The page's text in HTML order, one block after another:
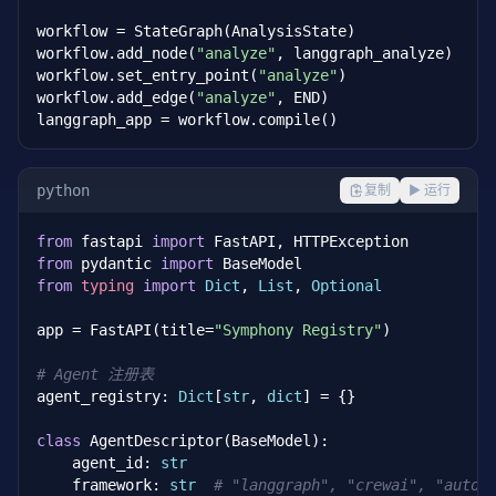
workflow = StateGraph(AnalysisState)
workflow.add_node( "analyze" , langgraph_analyze)
workflow.set_entry_point( "analyze")
workflow.add_edge( "analyze" , END)
langgraph_app = workflow.compile()
python 复制 ▶ 运行
from fastapi import
from pydantic import
from typing import Dict , List , Optional
app = FastAPI(title="Symphony Registry")
# Agent 注册表
agent_registry: Dict [str, dict] = {}
class AgentDescriptor(BaseModel):
    agent_id:
str
    framework:
str # "langgraph", "crewai",